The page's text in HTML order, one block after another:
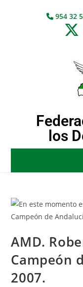
954 32
los
AMD.
Campeón
2007.